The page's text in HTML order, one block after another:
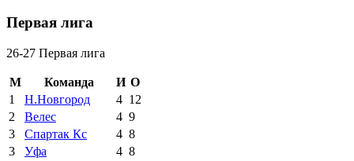
Первая лига
26-27 Первая лига
М Команда И О
1
Н.Новгород 4 12
2
Велес 4 9
3
Спартак Кс 4 8
3
Уфа 4 8